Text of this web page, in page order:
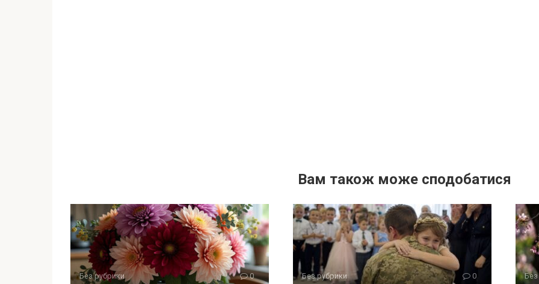
Вам також може сподобатися
Без рубрики 0 Без рубрики 0 Без